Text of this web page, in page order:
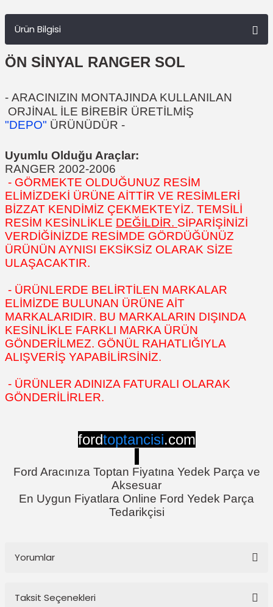
Ürün Bilgisi
ÖN SİNYAL RANGER SOL
- ARACINIZIN MONTAJINDA KULLANILAN
ORJİNAL İLE BİREBİR ÜRETİLMİŞ
"DEPO" ÜRÜNÜDÜR -
Uyumlu Olduğu Araçlar:
RANGER 2002-2006
- GÖRMEKTE OLDUĞUNUZ RESİM
ELİMİZDEKİ ÜRÜNE AİTTİR VE RESİMLERİ
BİZZAT KENDİMİZ ÇEKMEKTEYİZ. TEMSİLİ
RESİM KESİNLİKLE DEĞİLDİR. SİPARİŞİNİZİ
VERDİĞİNİZDE RESİMDE GÖRDÜĞÜNÜZ
ÜRÜNÜN AYNISI EKSİKSİZ OLARAK SİZE
ULAŞACAKTIR.
- ÜRÜNLERDE BELİRTİLEN MARKALAR
ELİMİZDE BULUNAN ÜRÜNE AİT
MARKALARIDIR. BU MARKALARIN DIŞINDA
KESİNLİKLE FARKLI MARKA ÜRÜN
GÖNDERİLMEZ. GÖNÜL RAHATLIĞIYLA
ALIŞVERİŞ YAPABİLİRSİNİZ.
- ÜRÜNLER ADINIZA FATURALI OLARAK
GÖNDERİLİRLER.
fordtoptancisi.com
Ford Aracınıza Toptan Fiyatına Yedek Parça ve
Aksesuar
En Uygun Fiyatlara Online Ford Yedek Parça
Tedarikçisi
Yorumlar
Taksit Seçenekleri